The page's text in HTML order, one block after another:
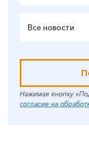
Все новости
Нажимая кнопку
согласие на